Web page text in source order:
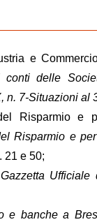
e
delle
n. 7-Situazioni al
Risparmio e
Risparmio e
21 e 50;
Ufficiale
e banche a